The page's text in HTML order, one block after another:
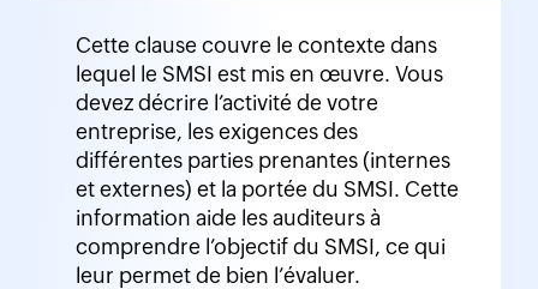
Cette clause couvre le contexte dans
lequel le SMSI est mis en œuvre. Vous
devez décrire l’activité de votre
entreprise, les exigences des
différentes parties prenantes (internes
et externes) et la portée du SMSI. Cette
information aide les auditeurs à
comprendre l’objectif du SMSI, ce qui
leur permet de bien l’évaluer.